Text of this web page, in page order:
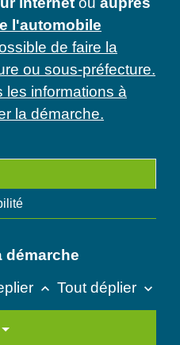
l'automobile
de faire la
ou sous-préfecture.
les informations à
la démarche.
démarche
keyboard_arrow_up Tout déplier keyboard_arrow_down